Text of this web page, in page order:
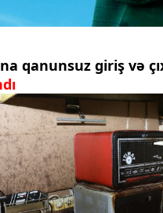
qanunsuz giriş və